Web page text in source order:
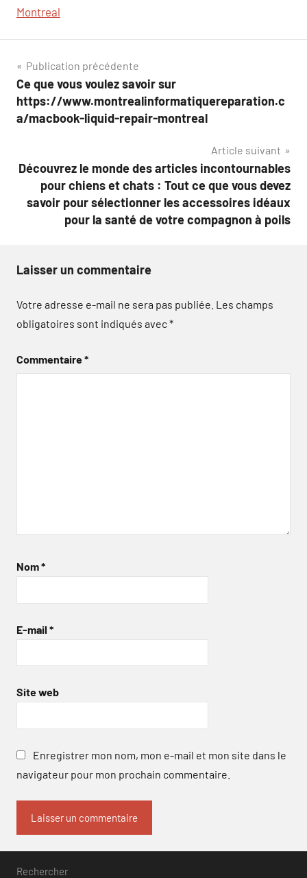
Montreal
Navigation
de
l’article
Publication précédente
Ce que vous voulez savoir sur
https://www.montrealinformatiquereparation.c
a/macbook-liquid-repair-montreal
Article suivant
Découvrez le monde des articles incontournables
pour chiens et chats : Tout ce que vous devez
savoir pour sélectionner les accessoires idéaux
pour la santé de votre compagnon à poils
Laisser un commentaire
Votre adresse e-mail ne sera pas publiée. Les champs
obligatoires sont indiqués avec*
Commentaire*
Nom*
E-mail *
Site web
Enregistrer mon nom, mon e-mail et mon site dans le
navigateur pour mon prochain commentaire.
Rechercher